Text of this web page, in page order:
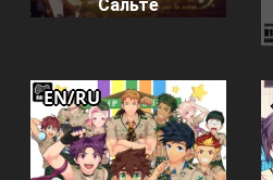
Сальте
EN/RU